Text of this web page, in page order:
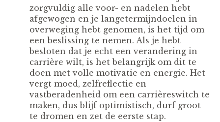
zorgvuldig alle voor- en nadelen hebt
afgewogen en je langetermijndoelen in
overweging hebt genomen, is het tijd om
een beslissing te nemen. Als je hebt
besloten dat je echt een verandering in
carrière wilt, is het belangrijk om dit te
doen met volle motivatie en energie. Het
vergt moed, zelfreflectie en
vastberadenheid om een carrièreswitch te
maken, dus blijf optimistisch, durf groot
te dromen en zet de eerste stap.